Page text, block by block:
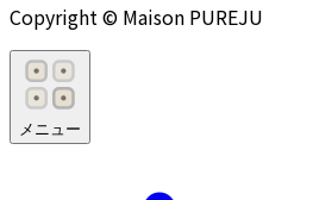
Copyright © Maison PUREJU
メニュー